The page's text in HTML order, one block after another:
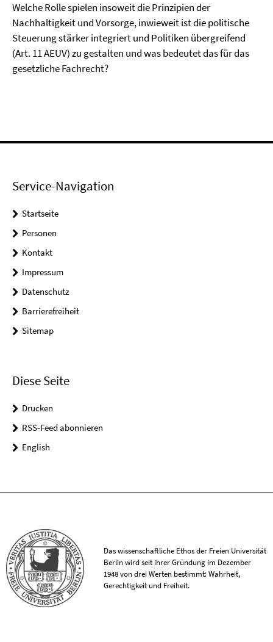
Welche Rolle spielen insoweit die Prinzipien der
Nachhaltigkeit und Vorsorge, inwieweit ist die politische
Steuerung stärker integriert und Politiken übergreifend
(Art. 11 AEUV) zu gestalten und was bedeutet das für das
gesetzliche Fachrecht?
Service-Navigation
Startseite
Personen
Kontakt
Impressum
Datenschutz
Barrierefreiheit
Sitemap
Diese Seite
Drucken
RSS-Feed abonnieren
English
Das wissenschaftliche Ethos der Freien Universität
Berlin wird seit ihrer Gründung im Dezember
1948 von drei Werten bestimmt: Wahrheit,
Gerechtigkeit und Freiheit.